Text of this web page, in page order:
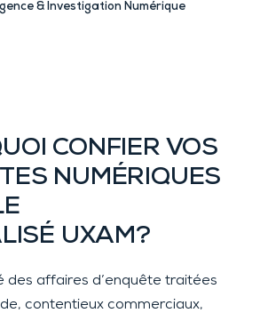
& Investigation Numérique
CONFIER VOS
NUMÉRIQUES
UXAM?
des affaires d’enquête traitées
contentieux commerciaux,